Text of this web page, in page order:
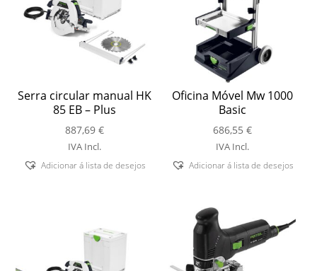
Serra circular manual HK
85 EB – Plus
887,69 €
IVA Incl.
Adicionar á lista de desejos
Oficina Móvel Mw 1000
Basic
686,55€
IVA Incl.
Adicionar á lista de desejos